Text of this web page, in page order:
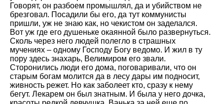
Говорят, он разбоем промышлял, да и убийством не
брезговал. Посадили бы его, да тут коммунисты
пришли, уж не знаю как, но чекистом он заделался.
Вот уж где его душеньке окаянной было развернуться.
Сколь через него людей полегло в страшных
мучениях – одному Господу Богу ведомо. И жил в ту
пору здесь знахарь, Велимиром его звали.
Сторонились люди его дома, поговаривали, что он
старым богам молится да в лесу дары им подносит,
живность режет. Но как заболеет кто, сразу к нему
бегут. Лекарем он был знатным. И была у него дочка,